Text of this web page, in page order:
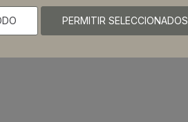
PERMITIR SELECCIONADOS